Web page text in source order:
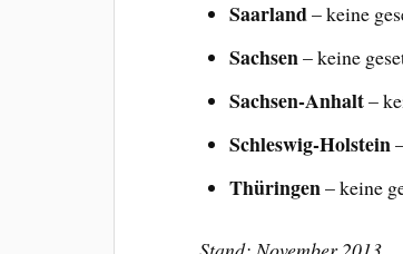
Saarland– keine
Sachsen– keine
Sachsen-Anhalt–
Schleswig-Holstein
Thüringen– keine